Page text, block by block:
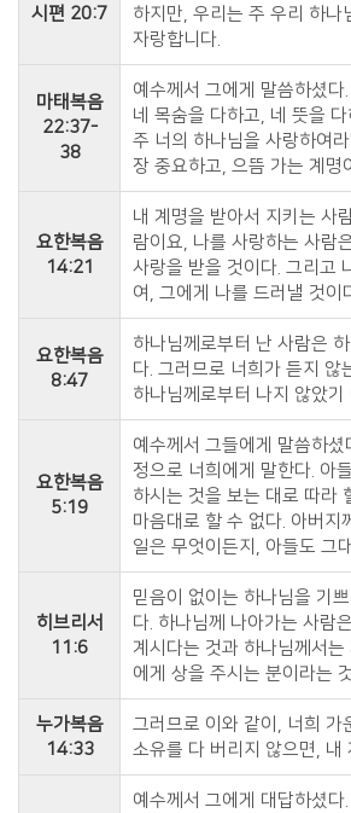
시편 20:7
하지만, 우리는 주 우리 하나
자랑합니다.
마태복음
22:37-
38
예수께서 그에게 말씀하셨
네 목숨을 다하고, 네 뜻을 다
주 너의 하나님을 사랑하여
장 중요하고, 으뜸 가는 계명
요한복음
14:21
내 계명을 받아서 지키는 사
람이요, 나를 사랑하는 사람
사랑을 받을 것이다. 그리고
여, 그에게 나를 드러낼 것이
요한복음
8:47
하나님께로부터 난 사람은
다. 그러므로 너희가 듣지 않
하나님께로부터 나지 않았기
요한복음
5:19
예수께서 그들에게 말씀하셨
정으로 너희에게 말한다. 아
하시는 것을 보는 대로 따라
마음대로 할 수 없다. 아버지
일은 무엇이든지, 아들도 그
히브리서
11:6
믿음이 없이는 하나님을 기
다. 하나님께 나아가는 사람
계시다는 것과 하나님께서
에게 상을 주시는 분이라는
누가복음
14:33
그러므로 이와 같이, 너희 가
소유를 다 버리지 않으면, 내
예수께서 그에게 대답하셨